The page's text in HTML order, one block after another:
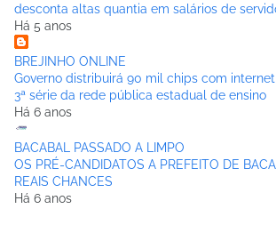
desconta altas quantia em salários de
Há 5 anos
BREJINHO ONLINE
Governo distribuirá 90 mil chips com
3ª série da rede pública estadual de ensino
Há 6 anos
BACABAL PASSADO A LIMPO
OS PRÉ-CANDIDATOS A PREFEITO DE
REAIS CHANCES
Há 6 anos